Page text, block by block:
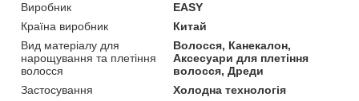
Виробник
EASY
Країна виробник
Китай
Вид матеріалу для
нарощування та плетіння
волосся
Волосся, Канекалон,
Аксесуари для плетіння
волосся, Дреди
Застосування
Холодна технологія